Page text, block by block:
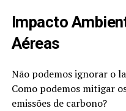
Impacto
Aéreas
Não podemos ignorar o
Como podemos mitigar
emissões de carbono?